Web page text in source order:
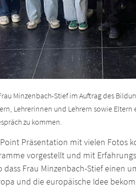
Minzenbach-Stief im Auftrag des
Lehrerinnen und Lehrern sowie
zu kommen.
Präsentation mit vielen Fotos
vorgestellt und mit
Frau Minzenbach-Stief einen
und die europäische Idee